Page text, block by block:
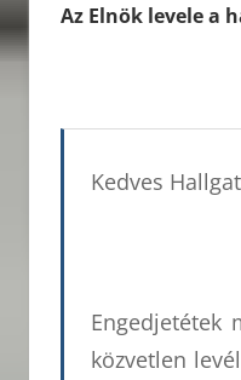
Az Elnök levele a
Kedves
Engedjetétek
közvetlen